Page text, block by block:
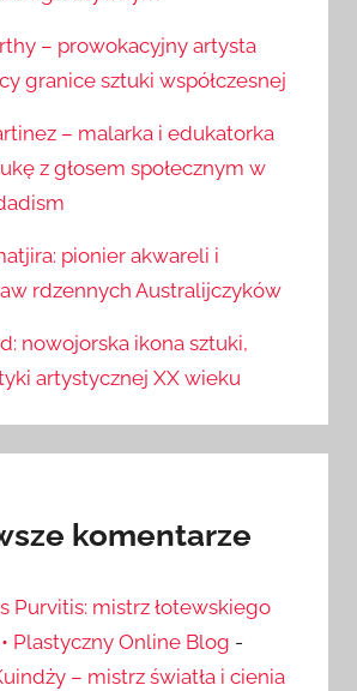
– prowokacyjny artysta
granice sztuki współczesnej
– malarka i edukatorka
z głosem społecznym w
pionier akwareli i
rdzennych Australijczyków
nowojorska ikona sztuki,
artystycznej XX wieku
komentarze
Purvitis: mistrz łotewskiego
Plastyczny Online Blog -
– mistrz światła i cienia